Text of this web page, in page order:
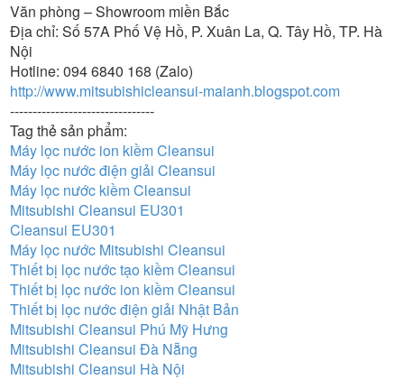
Văn phòng – Showroom miền Bắc
Địa chỉ: Số 57A Phố Vệ Hồ, P. Xuân La, Q. Tây Hồ, TP. Hà
Nội
Hotline: 094 6840 168 (Zalo)
http://www.mitsubishicleansui-maianh.blogspot.com
--------------------------------
Tag thẻ sản phẩm:
Máy lọc nước ion kiềm Cleansui
Máy lọc nước điện giải Cleansui
Máy lọc nước kiềm Cleansui
Mitsubishi Cleansui EU301
Cleansui EU301
Máy lọc nước Mitsubishi Cleansui
Thiết bị lọc nước tạo kiềm Cleansui
Thiết bị lọc nước ion kiềm Cleansui
Thiết bị lọc nước điện giải Nhật Bản
Mitsubishi Cleansui Phú Mỹ Hưng
Mitsubishi Cleansui Đà Nẵng
Mitsubishi Cleansui Hà Nội